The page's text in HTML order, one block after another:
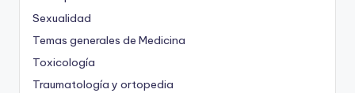
Sexualidad
Temas generales de Medicina
Toxicología
Traumatología y ortopedia